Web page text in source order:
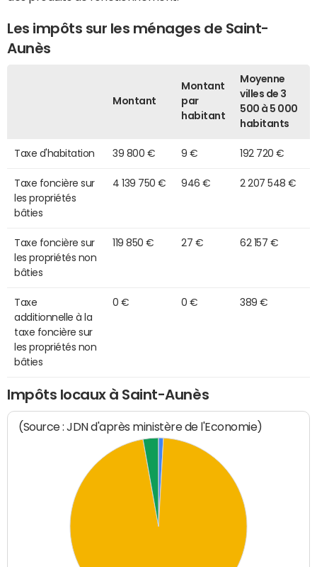
Les impôts sur les ménages de Saint-
Aunès
Montant
Montant
par
habitant
Moyenne
villes de 3
500 à 5 000
habitants
Taxe d'habitation 39 800 € 9 € 192 720 €
Taxe foncière sur
les propriétés
bâties
4 139 750 € 946 € 2 207 548 €
Taxe foncière sur
les propriétés non
bâties
119 850 € 27 € 62 157 €
Taxe
additionnelle à la
taxe foncière sur
les propriétés non
bâties
0 € 0 € 389 €
Impôts locaux à Saint-Aunès
(Source : JDN d'après ministère de l'Economie)